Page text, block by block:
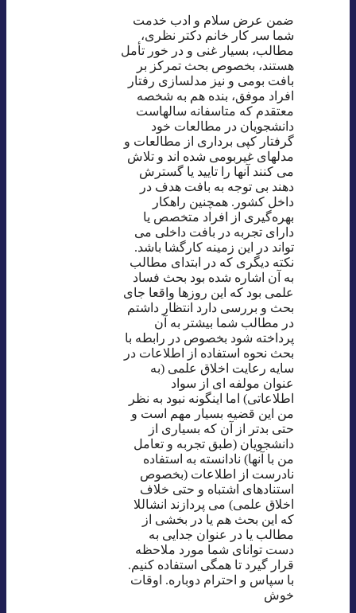
ضمن عرض سلام و ادب خدمت
شما سر کار خانم دکتر نظری،
مطالب، بسیار غنی و در خور تأمل
هستند، بخصوص بحث تمرکز بر
بافت بومی و نیز مدلسازی رفتار
افراد موفق، بنده هم به شخصه
معتقدم که متاسفانه سالهاست
دانشجویان در مطالعات خود
گرفتار کپی برداری از مطالعات و
مدلهای غیربومی شده اند و تلاش
می کنند آنها را تایید یا گسترش
دهند بی توجه به بافت هدف در
داخل کشور. همچنین راهکار
بهره‌گیری از افراد متخصص یا
دارای تجربه در بافت داخلی می
تواند در این زمینه کارگشا باشد.
نکته دیگری که در ابتدای مطالب
به آن اشاره شده بود بحث فساد
علمی بود که این روزها واقعا جای
بحث و بررسی دارد انتظار داشتم
در مطالب شما بیشتر به آن
پرداخته شود بخصوص در رابطه با
بحث نحوه استفاده از اطلاعات در
سایه رعایت اخلاق علمی (به
عنوان مولفه ای از سواد
اطلاعاتی) اما اینگونه نبود به نظر
من این قضیه بسیار مهم است و
حتی بدتر از آن که بسیاری از
دانشجویان (طبق تجربه و تعامل
من با آنها) نادانسته به استفاده
نادرست از اطلاعات (بخصوص
استنادهای اشتباه و حتی خلاف
اخلاق علمی) می پردازند انشاللا
که این بحث هم یا در بخشی از
مطالب یا در عنوان جدایی به
دست توانای شما مورد ملاحظه
قرار گیرد تا همگی استفاده کنیم.
با سپاس و احترام دوباره. اوقات
خوش